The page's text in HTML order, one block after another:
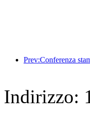
Indirizzo: